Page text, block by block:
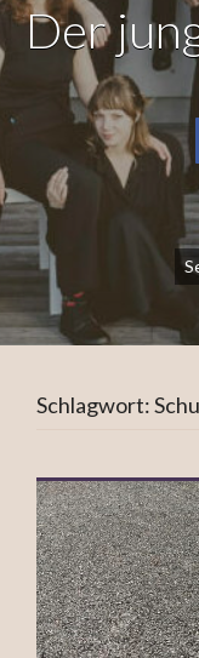
Der
Schlagwort: